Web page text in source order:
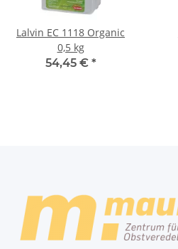
Lalvin EC 1118 Organic
0,5 kg
54,45 € *